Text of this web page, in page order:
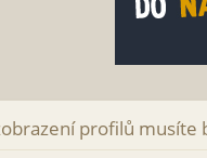
profilů musíte